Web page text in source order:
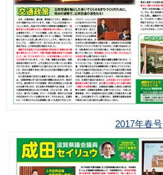
2017年春号